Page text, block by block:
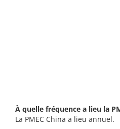
À quelle fréquence a lieu la
La PMEC China a lieu annuel.